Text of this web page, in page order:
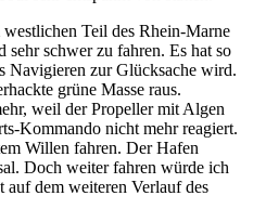
Teil des Rhein-Marne
schwer zu fahren. Es hat so
Navigieren zur Glücksache wird.
grüne Masse raus.
weil der Propeller mit Algen
Kommando nicht mehr reagiert.
Willen fahren. Der Hafen
Doch weiter fahren würde ich
auf dem weiteren Verlauf des